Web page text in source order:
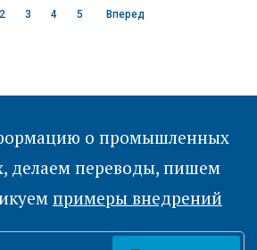
2 3 4 5 Вперед
о промышленных
делаем переводы, пишем
примеры внедрений